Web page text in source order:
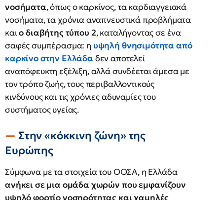
νοσήματα, όπως ο καρκίνος, τα καρδιαγγειακά
νοσήματα, τα χρόνια αναπνευστικά προβλήματα
καιο διαβήτης τύπου 2, καταλήγοντας σε ένα
σαφές συμπέρασμα: η υψηλή θνησιμότητα από
καρκίνο στην Ελλάδα δεν αποτελεί
αναπόφευκτη εξέλιξη, αλλά συνδέεται άμεσα με
τον τρόπο ζωής, τους περιβαλλοντικούς
κινδύνους και τις χρόνιες αδυναμίες του
συστήματος υγείας.
Στην «κόκκινη ζώνη» της
Ευρώπης
Σύμφωνα με τα στοιχεία του ΟΟΣΑ, η Ελλάδα
ανήκει σε μια ομάδα χωρών που εμφανίζουν
υψηλό φορτίο νοσηρότητας και χαμηλές